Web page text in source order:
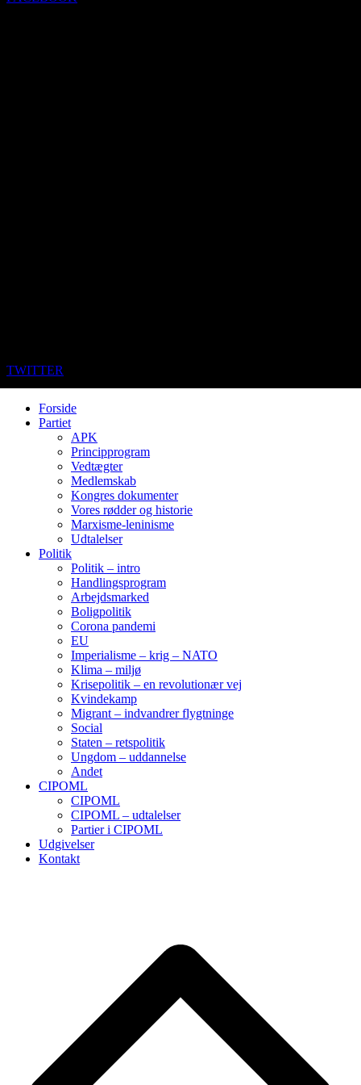
TWITTER
Forside
Partiet
APK
Principprogram
Vedtægter
Medlemskab
Kongres dokumenter
Vores rødder og historie
Marxisme-leninisme
Udtalelser
Politik
Politik – intro
Handlingsprogram
Arbejdsmarked
Boligpolitik
Corona pandemi
EU
Imperialisme – krig – NATO
Klima – miljø
Krisepolitik – en revolutionær vej
Kvindekamp
Migrant – indvandrer flygtninge
Social
Staten – retspolitik
Ungdom – uddannelse
Andet
CIPOML
CIPOML
CIPOML – udtalelser
Partier i CIPOML
Udgivelser
Kontakt